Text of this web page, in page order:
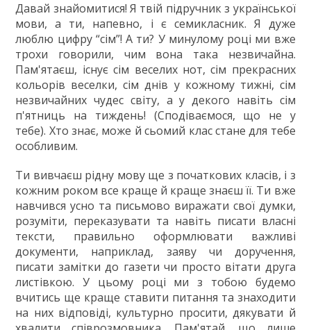
8 клас
9 клас
10 клас
11 клас
ГДЗ
Статті
Зв'язок
Давай знайомитися! Я твій підручник з української
мови, а ти, напевно, і є семикласник. Я дуже
люблю цифру “сім”! А ти? У минулому році ми вже
трохи говорили, чим вона така незвичайна.
Пам'ятаєш, існує сім веселих нот, сім прекрасних
кольорів веселки, сім днів у кожному тижні, сім
незвичайних чудес світу, а у декого навіть сім
п'ятниць на тиждень! (Сподіваємося, що не у
тебе). Хто знає, може й сьомий клас стане для тебе
особливим.
Ти вивчаєш рідну мову ще з початкових класів, і з
кожним роком все краще й краще знаєш її. Ти вже
навчився усно та письмово виражати свої думки,
розуміти, переказувати та навіть писати власні
тексти, правильно оформлювати важливі
документи, наприклад, заяву чи доручення,
писати замітки до газети чи просто вітати друга
листівкою. У цьому році ми з тобою будемо
вчитись ще краще ставити питання та знаходити
на них відповіді, культурно просити, дякувати й